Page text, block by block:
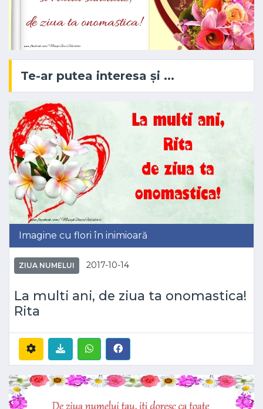
Te-ar putea interesa și ...
Imagine cu flori în inimioară
ZIUA NUMELUI 2017-10-14
La multi ani, de ziua ta onomastica!
Rita